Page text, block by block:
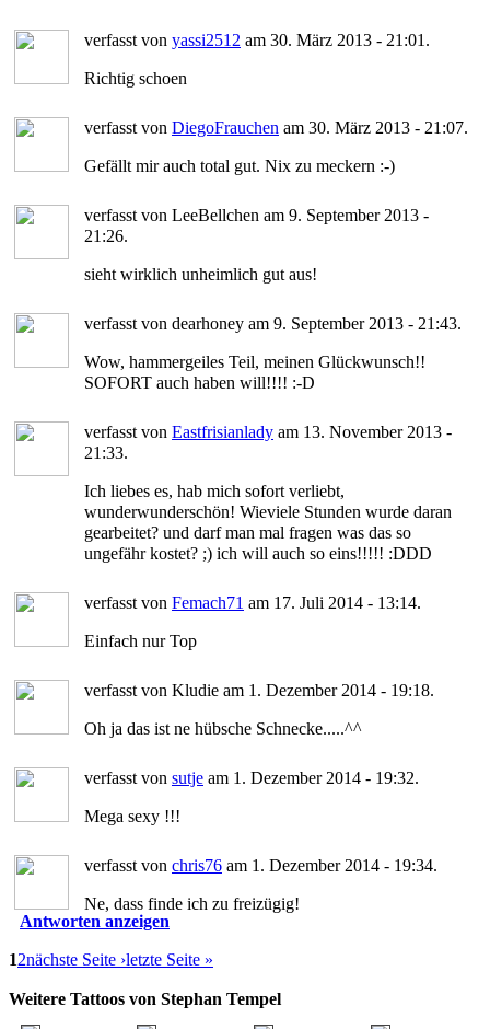
verfasst von yassi2512 am 30. März 2013 - 21:01.
Richtig schoen
verfasst von DiegoFrauchen am 30. März 2013 - 21:07.
Gefällt mir auch total gut. Nix zu meckern :-)
verfasst von LeeBellchen am 9. September 2013 -
21:26.
sieht wirklich unheimlich gut aus!
verfasst von dearhoney am 9. September 2013 - 21:43.
Wow, hammergeiles Teil, meinen Glückwunsch!!
SOFORT auch haben will!!!! :-D
verfasst von Eastfrisianlady am 13. November 2013 -
21:33.
Ich liebes es, hab mich sofort verliebt,
wunderwunderschön! Wieviele Stunden wurde daran
gearbeitet? und darf man mal fragen was das so
ungefähr kostet? ;) ich will auch so eins!!!!! :DDD
verfasst von Femach71 am 17. Juli 2014 - 13:14.
Einfach nur Top
verfasst von Kludie am 1. Dezember 2014 - 19:18.
Oh ja das ist ne hübsche Schnecke.....^^
verfasst von sutje am 1. Dezember 2014 - 19:32.
Mega sexy !!!
verfasst von chris76 am 1. Dezember 2014 - 19:34.
Ne, dass finde ich zu freizügig!
Antworten anzeigen
12nächste Seite ›letzte Seite »
Weitere Tattoos von Stephan Tempel